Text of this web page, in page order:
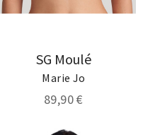
SG Moulé
Marie Jo
89,90 €